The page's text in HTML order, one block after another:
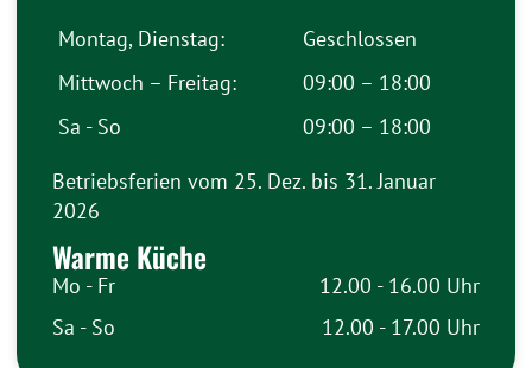
Montag, Dienstag:
Geschlossen
Mittwoch – Freitag:
09:00 – 18:00
Sa - So
09:00 – 18:00
Betriebsferien vom 25. Dez. bis 31. Januar
2026
Warme Küche
Mo - Fr
12.00 - 16.00 Uhr
Sa - So
12.00 - 17.00 Uhr